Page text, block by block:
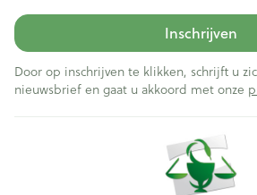
Inschrijven
Door op inschrijven te klikken, schrijft u
nieuwsbrief en gaat u akkoord met onze